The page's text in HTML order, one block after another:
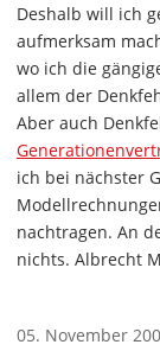
Deshalb will ich
aufmerksam
wo ich die
allem der
Aber auch
ich bei nächster
nachtragen. An
nichts. Albrecht
05. November